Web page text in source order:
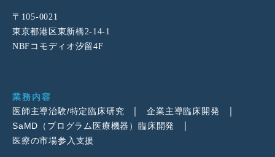
〒105-0021
東京都港区東新橋2-14-1
NBFコモディオ汐留4F
業務内容
医師主導治験/特定臨床研究
企業主導臨床開発
SaMD（プログラム医療機器）臨床開発
医療の市場参入支援